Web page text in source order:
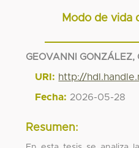
Modo de vida
GEOVANNI GONZÁLEZ,
URI: http://
Fecha: 2026-05-28
Resumen: